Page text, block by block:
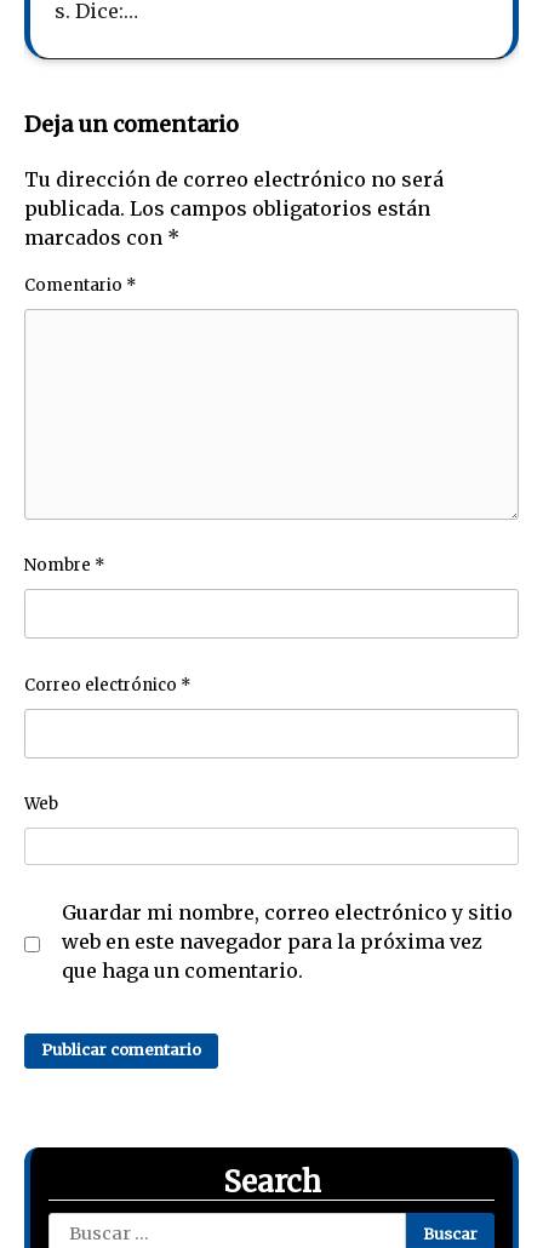
s. Dice:…
Deja un comentario
Tu dirección de correo electrónico no será
publicada. Los campos obligatorios están
marcados con *
Comentario *
Nombre *
Correo electrónico *
Web
Guardar mi nombre, correo electrónico y sitio
web en este navegador para la próxima vez
que haga un comentario.
Search
Buscar: